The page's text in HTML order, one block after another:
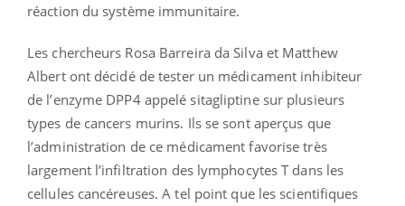
réaction du système immunitaire.
Les chercheurs Rosa Barreira da Silva et Matthew
Albert ont décidé de tester un médicament inhibiteur
de l’enzyme DPP4 appelé sitagliptine sur plusieurs
types de cancers murins. Ils se sont aperçus que
l’administration de ce médicament favorise très
largement l’infiltration des lymphocytes T dans les
cellules cancéreuses. A tel point que les scientifiques